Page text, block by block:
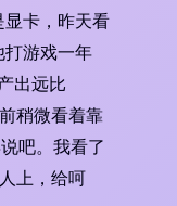
卡，昨天看
游戏一年
出远比
稍微看着靠
吧。我看了
上，给呵